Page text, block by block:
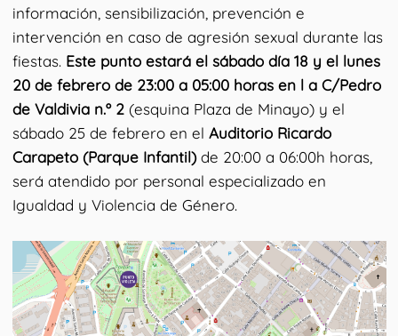
información, sensibilización, prevención e
intervención en caso de agresión sexual durante las
fiestas. Este punto estará el sábado día 18 y el lunes
20 de febrero de 23:00 a 05:00 horas en l a C/Pedro
de Valdivia n.º 2(esquina Plaza de Minayo) y el
sábado 25 de febrero en el Auditorio Ricardo
Carapeto (Parque Infantil)de 20:00 a 06:00h horas,
será atendido por personal especializado en
Igualdad y Violencia de Género.